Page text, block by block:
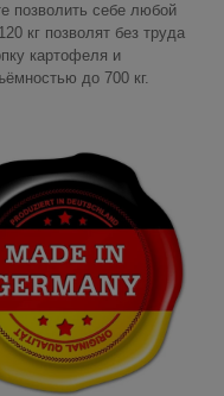
позволить себе любой
кг позволят без труда
картофеля и
до 700 кг.